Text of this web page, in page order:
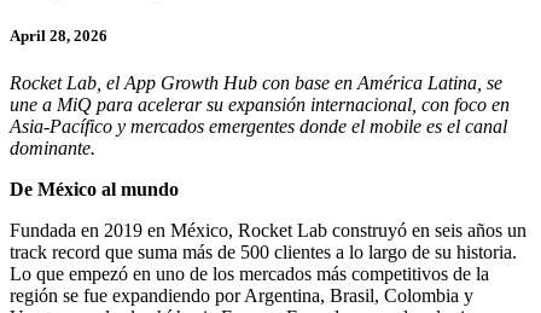
April 28, 2026
Rocket Lab, el App Growth Hub con base en América Latina, se
une a MiQ para acelerar su expansión internacional, con foco en
Asia-Pacífico y mercados emergentes donde el mobile es el canal
dominante.
De México al mundo
Fundada en 2019 en México, Rocket Lab construyó en seis años un
track record que suma más de 500 clientes a lo largo de su historia.
Lo que empezó en uno de los mercados más competitivos de la
región se fue expandiendo por Argentina, Brasil, Colombia y